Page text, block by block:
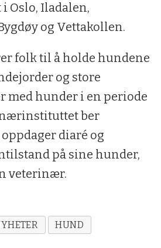
Oslo, Iladalen,
og Vettakollen.
folk til å holde hundene
og store
med hunder i en periode
ber
diaré og
på sine hunder,
veterinær.
HUND